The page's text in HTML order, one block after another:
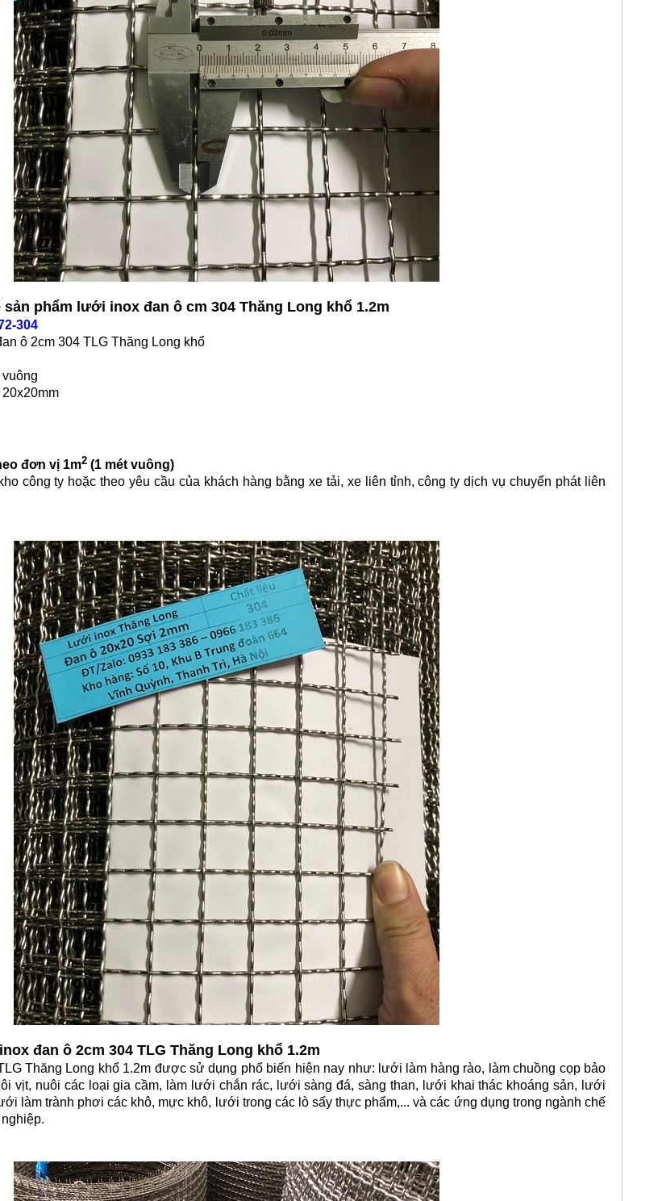
phẩm lưới inox đan ô cm 304 Thăng Long khổ 1.2m
304
ô 2cm 304 TLG Thăng Long khổ
đơn vị 1m2 (1 mét vuông)
công ty hoặc theo yêu cầu của khách hàng bằng xe tải, xe liên tỉnh, công ty dịch vụ chuyển phát liên
đan ô 2cm 304 TLG Thăng Long khổ 1.2m
Thăng Long khổ 1.2m được sử dụng phổ biến hiện nay như: lưới làm hàng rào, làm chuồng cọp bảo
vịt, nuôi các loại gia cầm, làm lưới chắn rác, lưới sàng đá, sàng than, lưới khai thác khoáng sản, lưới
làm trành phơi các khô, mực khô, lưới trong các lò sấy thực phẩm,... và các ứng dụng trong ngành chế